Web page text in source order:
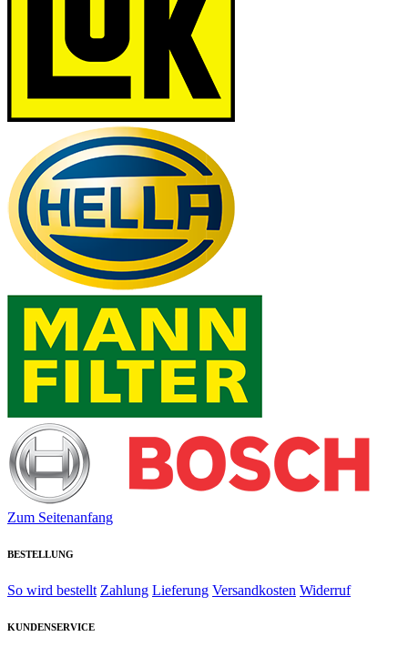
Zum Seitenanfang
BESTELLUNG
So wird bestellt Zahlung Lieferung Versandkosten Widerruf
KUNDENSERVICE